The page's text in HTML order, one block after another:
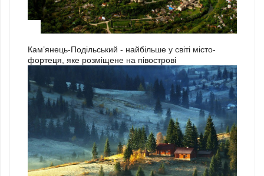
Кам’янець-Подільський - найбільше у світі місто-
фортеця, яке розміщене на півострові